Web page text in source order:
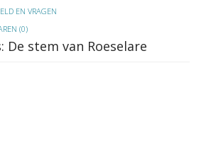
EN VRAGEN
(0)
De stem van Roeselare